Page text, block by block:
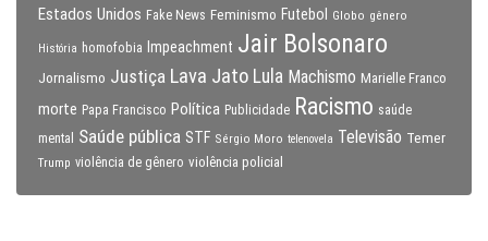
Estados Unidos Fake News Feminismo Futebol Globo gênero
História homofobia Impeachment Jair Bolsonaro
Jornalismo Justiça Lava Jato Lula Machismo Marielle Franco
morte Papa Francisco Política Publicidade Racismo saúde
mental
Saúde pública STF Sérgio Moro telenovela Televisão Temer
Trump violência de gênero violência policial